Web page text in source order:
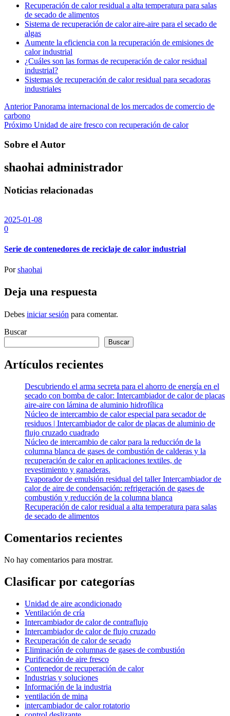
Recuperación de calor residual a alta temperatura para salas
de secado de alimentos
Sistema de recuperación de calor aire-aire para el secado de
algas
Aumente la eficiencia con la recuperación de emisiones de
calor industrial
¿Cuáles son las formas de recuperación de calor residual
industrial?
Sistemas de recuperación de calor residual para secadoras
industriales
Navegación
de
Anterior Panorama internacional de los mercados de comercio de
carbono
Próximo Unidad de aire fresco con recuperación de calor
Sobre el Autor
shaohai administrador
Noticias relacionadas
2025-01-08
0
Serie de contenedores de reciclaje de calor industrial
Porshaohai
Deja una respuesta
Debes iniciar sesión para comentar.
Buscar
Buscar
Artículos recientes
Descubriendo el arma secreta para el ahorro de energía en el
secado con bomba de calor: Intercambiador de calor de placas
aire-aire con lámina de aluminio hidrofílica
Núcleo de intercambio de calor especial para secador de
residuos | Intercambiador de calor de placas de aluminio de
flujo cruzado cuadrado
Núcleo de intercambio de calor para la reducción de la
columna blanca de gases de combustión de calderas y la
recuperación de calor en aplicaciones textiles, de
revestimiento y ganaderas.
Evaporador de emulsión residual del taller Intercambiador de
calor de aire de condensación: refrigeración de gases de
combustión y reducción de la columna blanca
Recuperación de calor residual a alta temperatura para salas
de secado de alimentos
Comentarios recientes
No hay comentarios para mostrar.
Clasificar por categorías
Unidad de aire acondicionado
Ventilación de cría
Intercambiador de calor de contraflujo
Intercambiador de calor de flujo cruzado
Recuperación de calor de secado
Eliminación de columnas de gases de combustión
Purificación de aire fresco
Contenedor de recuperación de calor
Industrias y soluciones
Información de la industria
ventilación de mina
intercambiador de calor rotatorio